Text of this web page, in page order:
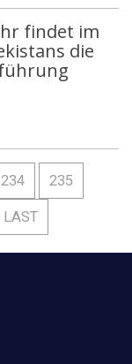
findet im
die
234 235
LAST